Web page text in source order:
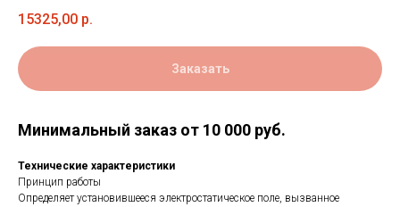
15325,00 р.
Заказать
Минимальный заказ от 10 000 руб.
Технические характеристики
Принцип работы
Определяет установившееся электростатическое поле, вызванное